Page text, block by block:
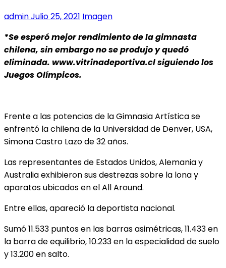
adminJulio 25, 2021 Imagen
*Se esperó mejor rendimiento de la gimnasta
chilena, sin embargo no se produjo y quedó
eliminada. www.vitrinadeportiva.cl siguiendo los
Juegos Olímpicos.
Frente a las potencias de la Gimnasia Artística se
enfrentó la chilena de la Universidad de Denver, USA,
Simona Castro Lazo de 32 años.
Las representantes de Estados Unidos, Alemania y
Australia exhibieron sus destrezas sobre la lona y
aparatos ubicados en el All Around.
Entre ellas, apareció la deportista nacional.
Sumó 11.533 puntos en las barras asimétricas, 11.433 en
la barra de equilibrio, 10.233 en la especialidad de suelo
y 13.200 en salto.